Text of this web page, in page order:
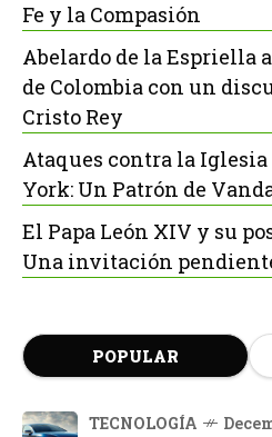
Fe y la Compasión
Abelardo de la Espriella
de Colombia con un
Cristo Rey
Ataques contra la
York: Un Patrón de
El Papa León XIV y su
Una invitación
POPULAR
TECNOLOGÍA